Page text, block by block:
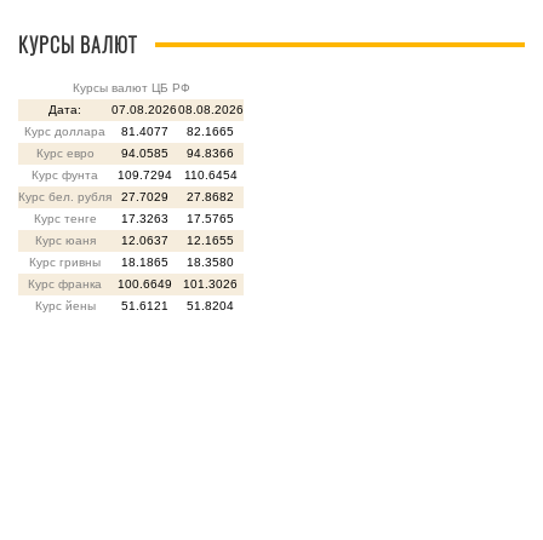
КУРСЫ ВАЛЮТ
Курсы валют ЦБ РФ
Дата:
07.08.202608.08.2026
Курс доллара
81.4077
82.1665
Курс евро
94.0585
94.8366
Курс фунта
109.7294
110.6454
Курс бел. рубля
27.7029
27.8682
Курс тенге
17.3263
17.5765
Курс юаня
12.0637
12.1655
Курс гривны
18.1865
18.3580
Курс франка
100.6649
101.3026
Курс йены
51.6121 51.8204